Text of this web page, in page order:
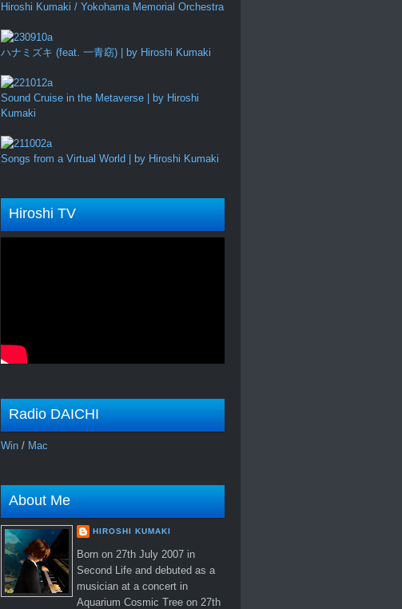
Hiroshi Kumaki / Yokohama Memorial Orchestra
ハナミズキ (feat. 一青窈) | by Hiroshi Kumaki
Sound Cruise in the Metaverse | by Hiroshi
Kumaki
Songs from a Virtual World | by Hiroshi Kumaki
Hiroshi TV
Radio DAICHI
Win / Mac
About Me
HIROSHI KUMAKI
Born on 27th July 2007 in
Second Life and debuted as a
musician at a concert in
Aquarium Cosmic Tree on 27th